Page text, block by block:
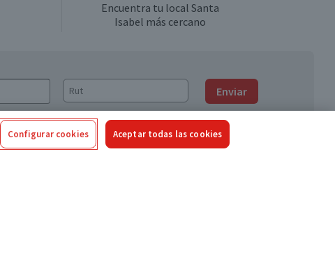
Encuentra tu local Santa
Isabel más cercano
Enviar
Configurar cookies Aceptar todas las cookies